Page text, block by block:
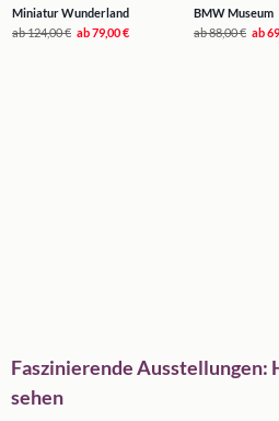
Miniatur Wunderland
ab124,00 € ab79,00 €
BMW Museum
ab88,00 € ab
Faszinierende Ausstellungen:
sehen